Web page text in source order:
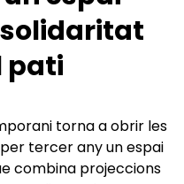
pati
torna a obrir les
tercer any un espai
combina projeccions